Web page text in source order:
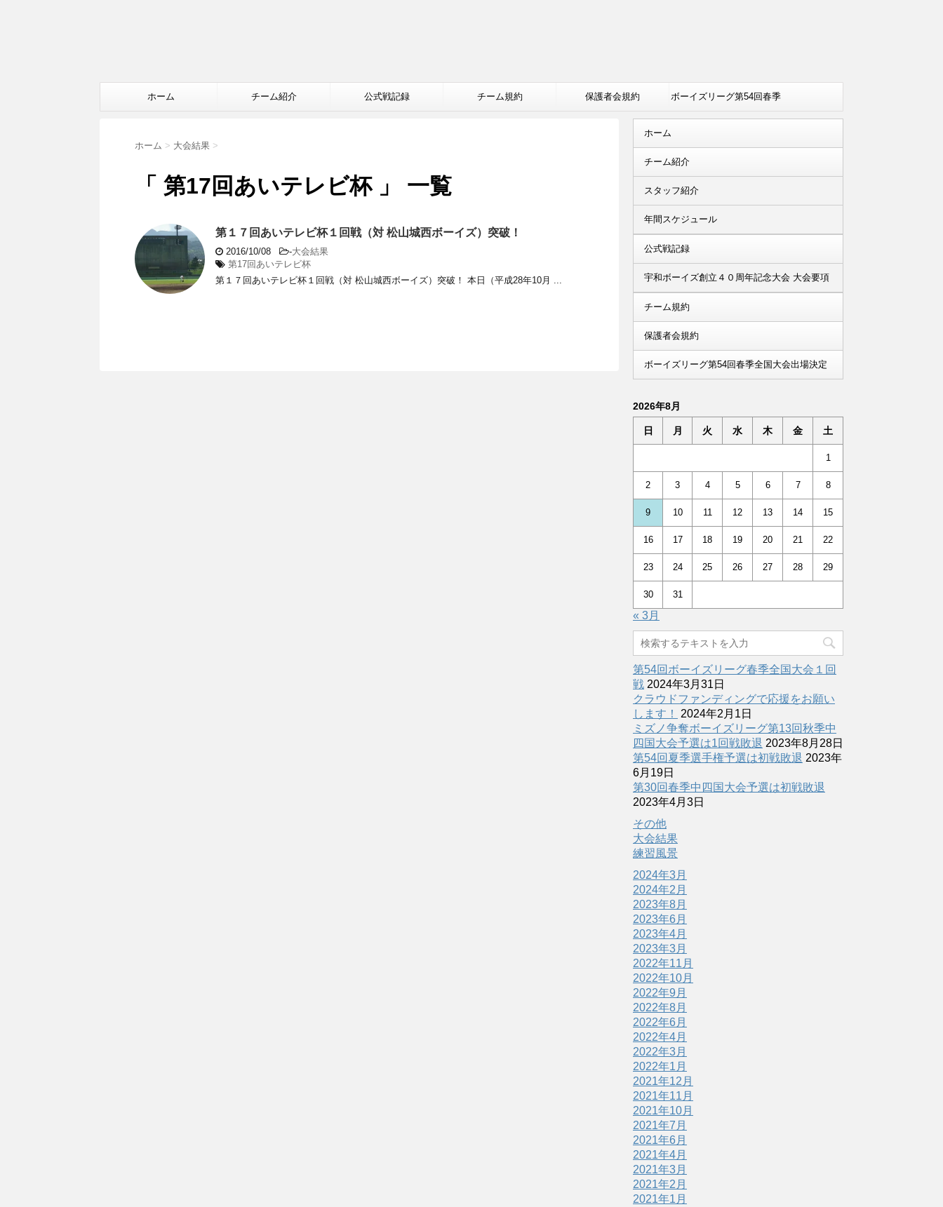
ホーム チーム紹介 公式戦記録 チーム規約 保護者会規約 ボーイズリーグ第54回春季
ホーム > 大会結果 >
「 第17回あいテレビ杯 」 一覧
第１７回あいテレビ杯１回戦（対 松山城西ボーイズ）突破！
2016/10/08 -大会結果
第17回あいテレビ杯
第１７回あいテレビ杯１回戦（対 松山城西ボーイズ）突破！ 本日（平成28年10月 ...
ホーム
チーム紹介
スタッフ紹介
年間スケジュール
公式戦記録
宇和ボーイズ創立４０周年記念大会 大会要項
チーム規約
保護者会規約
ボーイズリーグ第54回春季全国大会出場決定
2026年8月
日 月 火 水 木 金 土
1
2 3 4 5 6 7 8
9 10 11 12 13 14 15
16 17 18 19 20 21 22
23 24 25 26 27 28 29
30 31
« 3月
第54回ボーイズリーグ春季全国大会１回
戦 2024年3月31日
クラウドファンディングで応援をお願い
します！
2024年2月1日
ミズノ争奪ボーイズリーグ第13回秋季中
四国大会予選は1回戦敗退 2023年8月28日
第54回夏季選手権予選は初戦敗退 2023年
6月19日
第30回春季中四国大会予選は初戦敗退
2023年4月3日
その他
大会結果
練習風景
2024年3月
2024年2月
2023年8月
2023年6月
2023年4月
2023年3月
2022年11月
2022年10月
2022年9月
2022年8月
2022年6月
2022年4月
2022年3月
2022年1月
2021年12月
2021年11月
2021年10月
2021年7月
2021年6月
2021年4月
2021年3月
2021年2月
2021年1月